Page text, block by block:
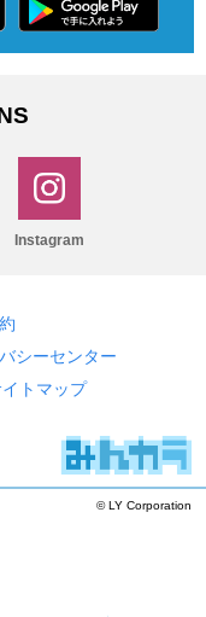
Instagram
シーセンター
トマップ
© LY Corporation